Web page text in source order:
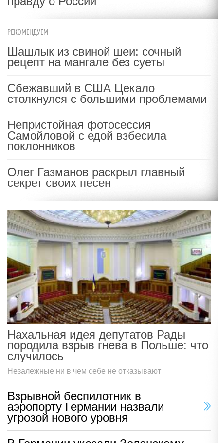
РЕКОМЕНДУЕМ
Шашлык из свиной шеи: сочный
рецепт на мангале без суеты
Сбежавший в США Цекало
столкнулся с большими проблемами
Непристойная фотосессия
Самойловой с едой взбесила
поклонников
Олег Газманов раскрыл главный
секрет своих песен
Нахальная идея депутатов Рады
породила взрыв гнева в Польше: что
случилось
Незалежные ни в чем себе не отказывают
Взрывной беспилотник в
аэропорту Германии назвали
угрозой нового уровня